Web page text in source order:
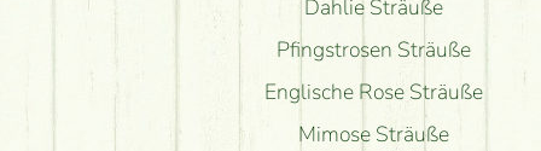
Dahlie Sträuße
Pfingstrosen Sträuße
Englische Rose Sträuße
Mimose Sträuße